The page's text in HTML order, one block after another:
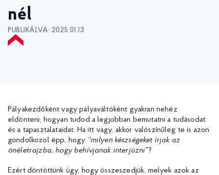
nél
PUBLIKÁLVA: 2025.01.13
Pályakezdőként vagy pályaváltóként gyakran nehéz
eldönteni, hogyan tudod a legjobban bemutatni a tudásodat
és a tapasztalataidat. Ha itt vagy, akkor valószínűleg te is azon
gondolkozol épp, hogy “milyen készségeket írjak az
önéletrajzba, hogy behívjanak interjúzni”?
Ezért döntöttünk úgy, hogy összeszedjük, melyek azok az